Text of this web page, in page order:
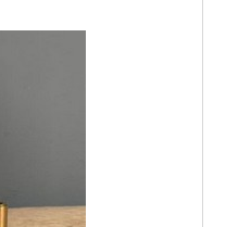
completo de